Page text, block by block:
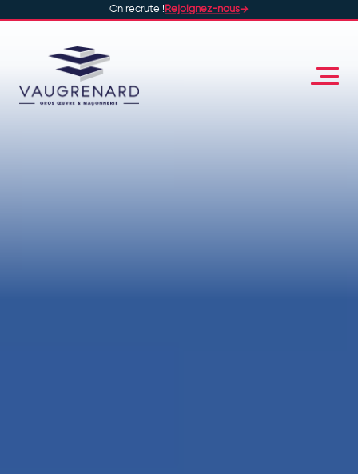
On recrute ! Rejoignez-nous